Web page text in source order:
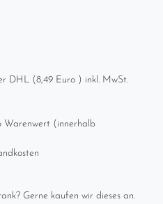
DHL (8,49 Euro ) inkl. MwSt.
Warenwert (innerhalb
Gerne kaufen wir dieses an.